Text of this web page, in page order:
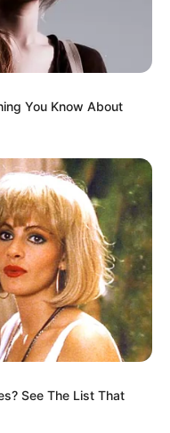
You Know About
See The List That